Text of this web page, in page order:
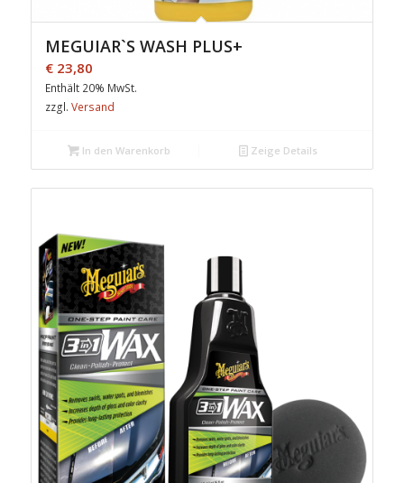
MEGUIAR`S WASH PLUS+
€23,80
Enthält 20% MwSt.
zzgl. Versand
In den Warenkorb Zeige Details